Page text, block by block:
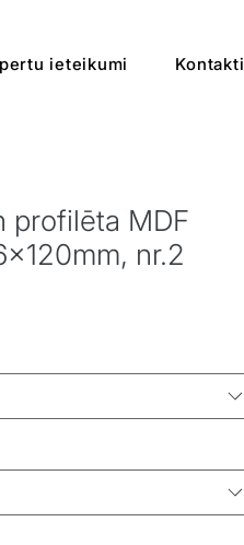
ieteikumi Kontakti
profilēta MDF
nr.2